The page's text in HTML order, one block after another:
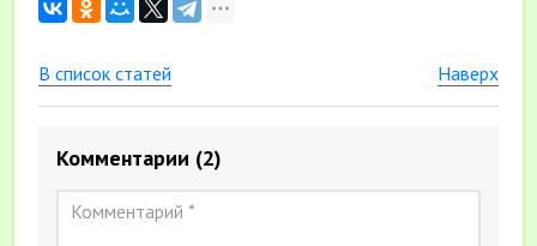
В список статей Наверх
Комментарии (2)